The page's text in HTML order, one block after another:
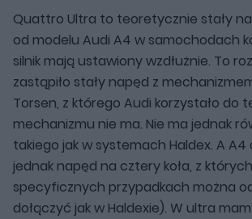
Quattro Ultra to teoretycznie stały
od modelu Audi A4 w samochodach
silnik mają ustawiony wzdłużnie. To
zastąpiło stały napęd z
Torsen, z którego Audi korzystało do
mechanizmu nie ma. Nie ma jednak
takiego jak w systemach Haldex. A A4
jednak napęd na cztery koła, z
specyficznych przypadkach można
dołączyć jak w Haldexie). W ultra